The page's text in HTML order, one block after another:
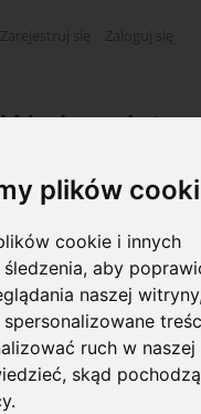
plików
cookie i innych
aby
naszej witryny,
ruch w naszej
skąd